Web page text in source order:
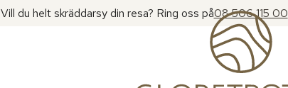
Vill du helt skräddarsy din resa? Ring oss på08 506 115 00